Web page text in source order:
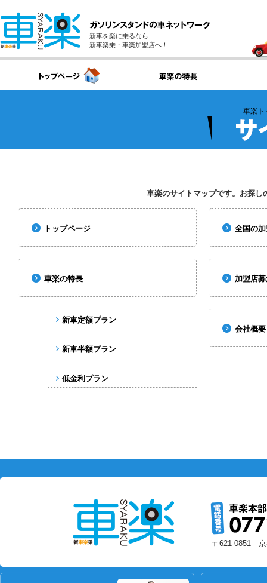
新車を楽に乗るなら
新車楽乗・車楽加盟店へ！
車楽ト
車楽のサイトマップです。お探
トップページ
車楽の特長
新車定額プラン
新車半額プラン
低金利プラン
全国の
加盟店
会社概要
〒621-0851 京